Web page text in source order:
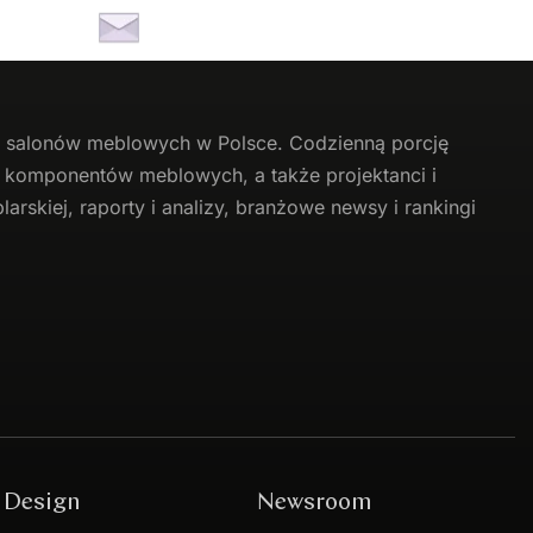
meblowych w Polsce. Codzienną porcję
meblowych, a także projektanci i
raporty i analizy, branżowe newsy i rankingi
Design Newsroom